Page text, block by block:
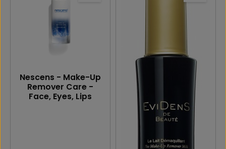
Nescens - Make-Up
Remover Care -
Face, Eyes, Lips